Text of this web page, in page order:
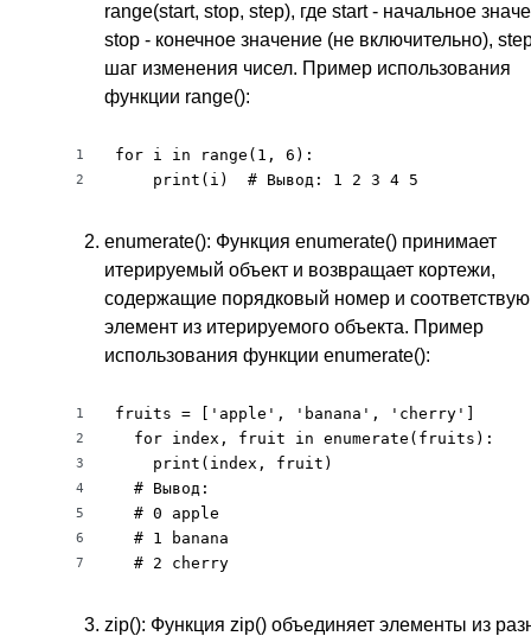
range(start, stop, step), где start - начальное
stop - конечное значение (не включительно),
шаг изменения чисел. Пример использования
функции range():
1
2
for i in range(1, 6):
    print(i)  # Вывод: 1 2 3 4 5
enumerate(): Функция enumerate() принимает
итерируемый объект и возвращает кортежи,
содержащие порядковый номер и
элемент из итерируемого объекта. Пример
использования функции enumerate():
1
2
3
4
5
6
7
fruits = ['apple', 'banana', 'cherry']
  for index, fruit in enumerate(fruits):
    print(index, fruit)
  # Вывод:
  # 0 apple
  # 1 banana
  # 2 cherry
zip(): Функция zip() объединяет элементы из